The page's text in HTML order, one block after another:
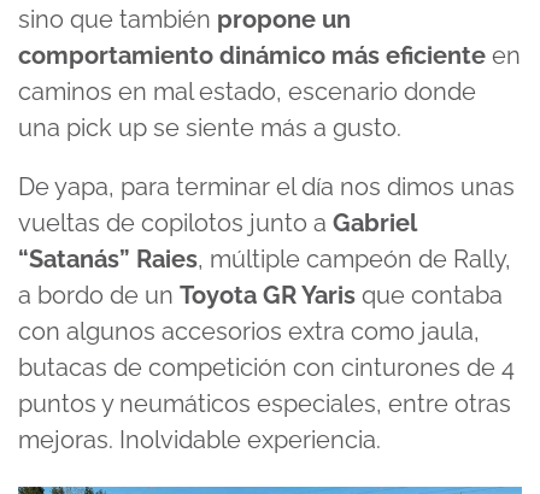
sino que también propone un
comportamiento dinámico más eficiente en
caminos en mal estado, escenario donde
una pick up se siente más a gusto.
De yapa, para terminar el día nos dimos unas
vueltas de copilotos junto a Gabriel
“Satanás” Raies, múltiple campeón de Rally,
a bordo de un Toyota GR Yaris que contaba
con algunos accesorios extra como jaula,
butacas de competición con cinturones de 4
puntos y neumáticos especiales, entre otras
mejoras. Inolvidable experiencia.